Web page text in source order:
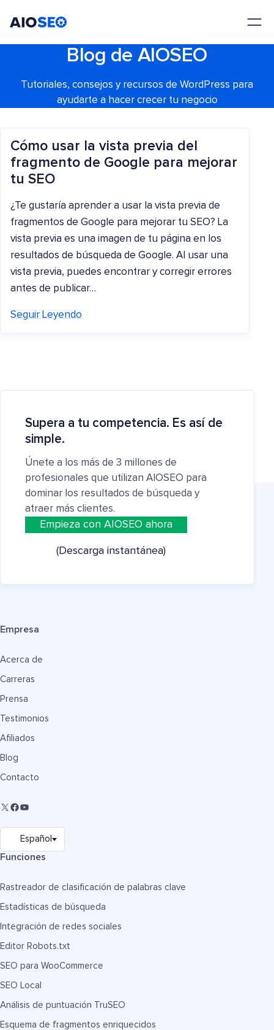
Blog de AIOSEO
Tutoriales, consejos y recursos de WordPress para
ayudarte a hacer crecer tu negocio
Cómo usar la vista previa del
fragmento de Google para mejorar
tu SEO
¿Te gustaría aprender a usar la vista previa de
fragmentos de Google para mejorar tu SEO? La
vista previa es una imagen de tu página en los
resultados de búsqueda de Google. Al usar una
vista previa, puedes encontrar y corregir errores
antes de publicar…
Seguir Leyendo
Supera a tu competencia. Es así de
simple.
Únete a los más de 3 millones de
profesionales que utilizan AIOSEO para
dominar los resultados de búsqueda y
atraer más clientes.
Empieza con AIOSEO ahora
(Descarga instantánea)
Empresa
Acerca de
Carreras
Prensa
Testimonios
Afiliados
Blog
Contacto
Funciones
Rastreador de clasificación de palabras clave
Estadísticas de búsqueda
Integración de redes sociales
Editor Robots.txt
SEO para WooCommerce
SEO Local
Análisis de puntuación TruSEO
Esquema de fragmentos enriquecidos